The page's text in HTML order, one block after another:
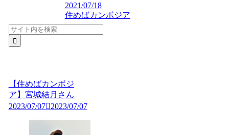
2021/07/18
住めばカンボジア
【住めばカンボジ
ア】宮城結月さん
2023/07/07
2023/07/07